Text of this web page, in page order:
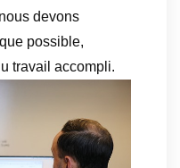
devons
possible,
travail accompli.